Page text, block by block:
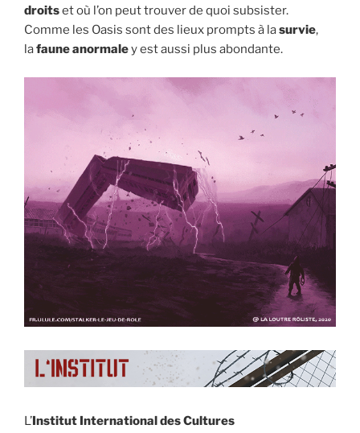
droitset où l’on peut trouver de quoi subsister.
Comme les Oasis sont des lieux prompts à lasurvie,
lafaune anormaley est aussi plus abondante.
L’Institut International des Cultures